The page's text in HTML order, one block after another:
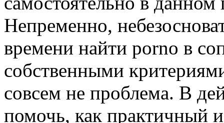
Непременно,
времени найти porno в
собственными
совсем не проблема. В
помочь, как практичный